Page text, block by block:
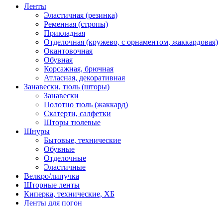
Ленты
Эластичная (резинка)
Ременная (стропы)
Прикладная
Отделочная (кружево, с орнаментом, жаккардовая)
Окантовочная
Обувная
Корсажная, брючная
Атласная, декоративная
Занавески, тюль (шторы)
Занавески
Полотно тюль (жаккард)
Скатерти, салфетки
Шторы тюлевые
Шнуры
Бытовые, технические
Обувные
Отделочные
Эластичные
Велкро/липучка
Шторные ленты
Киперка, технические, ХБ
Ленты для погон